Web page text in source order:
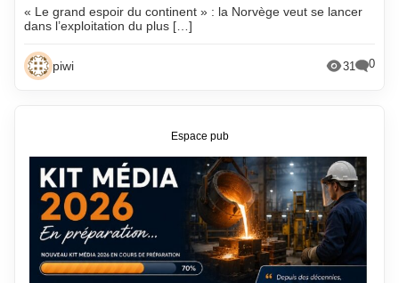
« Le grand espoir du continent » : la Norvège veut se lancer
dans l’exploitation du plus […]
piwi 31 0
Espace pub